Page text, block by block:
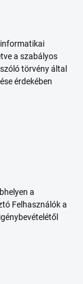
a szabályos
törvény által
érdekében
a
Felhasználók a